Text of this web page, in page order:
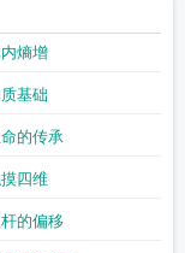
重八笔趣阁我在诸天当
座万神
免费阅读
章 血肉渡计划
纵横诸天起点
熵增
基础
的传承
四维
的偏移